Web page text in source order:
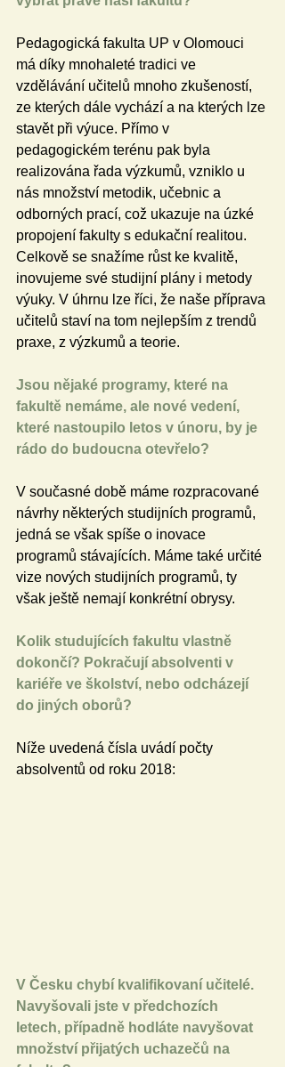
Pedagogická fakulta UP v Olomouci
má díky mnohaleté tradici ve
vzdělávání učitelů mnoho zkušeností,
ze kterých dále vychází a na kterých lze
stavět při výuce. Přímo v
pedagogickém terénu pak byla
realizována řada výzkumů, vzniklo u
nás množství metodik, učebnic a
odborných prací, což ukazuje na úzké
propojení fakulty s edukační realitou.
Celkově se snažíme růst ke kvalitě,
inovujeme své studijní plány i metody
výuky. V úhrnu lze říci, že naše příprava
učitelů staví na tom nejlepším z trendů
praxe, z výzkumů a teorie.
Jsou nějaké programy, které na
fakultě nemáme, ale nové vedení,
které nastoupilo letos v únoru, by je
rádo do budoucna otevřelo?
V současné době máme rozpracované
návrhy některých studijních programů,
jedná se však spíše o inovace
programů stávajících. Máme také určité
vize nových studijních programů, ty
však ještě nemají konkrétní obrysy.
Kolik studujících fakultu vlastně
dokončí? Pokračují absolventi v
kariéře ve školství, nebo odcházejí
do jiných oborů?
Níže uvedená čísla uvádí počty
absolventů od roku 2018:
V Česku chybí kvalifikovaní učitelé.
Navyšovali jste v předchozích
letech, případně hodláte navyšovat
množství přijatých uchazečů na